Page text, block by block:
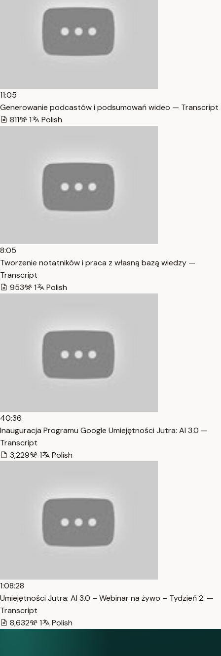
11:05
Generowanie podcastów i podsumowań wideo — Transcript
811
1 Polish
8:05
Tworzenie notatników i praca z własną bazą wiedzy —
Transcript
953
1 Polish
40:36
Inauguracja Programu Google Umiejętności Jutra: AI 3.0 —
Transcript
3,229
1 Polish
1:08:28
Umiejętności Jutra: AI 3.0 – Webinar na żywo – Tydzień 2. —
Transcript
8,632
1 Polish